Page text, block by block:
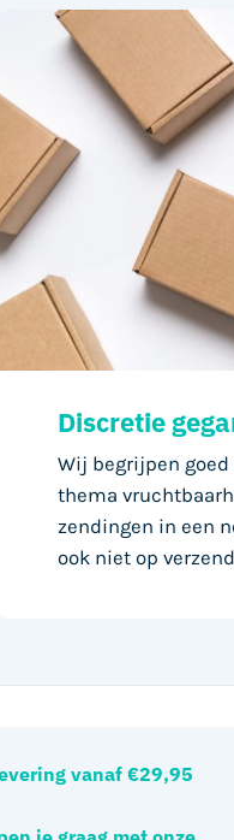
Discretie
Wij begrijpen
thema
zendingen in een
ook niet op
vanaf €29,95